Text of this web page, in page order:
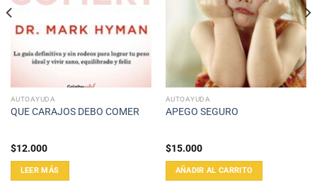
AUTOAYUDA
QUE CARAJOS DEBO COMER
$12.000
LEER MÁS
AUTOAYUDA
APEGO SEGURO
$15.000
AÑADIR AL CARRITO